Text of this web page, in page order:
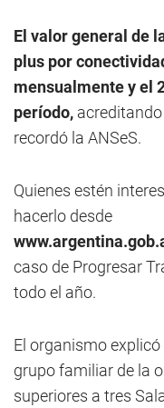
El valor general de
plus por
mensualmente y el
período,
recordó la ANSeS.
Quienes estén
hacerlo desde
caso de Progresar
todo el año.
El organismo
grupo familiar de la
superiores a tres